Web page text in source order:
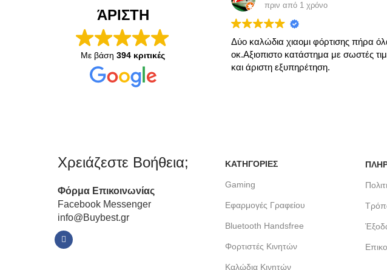
ΆΡΙΣΤΗ
Με βάση 394 κριτικές
πριν από 1 χρόνο
Δύο καλώδια χιαομι φόρτισης πήρα όλα
οκ.Αξιοπιστο κατάστημα με σωστές τιμές
και άριστη εξυπηρέτηση.
Χρειάζεστε Βοήθεια;
Φόρμα Επικοινωνίας
Facebook Messenger
info@Buybest.gr
ΚΑΤΗΓΟΡΙΕΣ
Gaming
Εφαρμογές Γραφείου
Bluetooth Handsfree
Φορτιστές Κινητών
Καλώδια Κινητών